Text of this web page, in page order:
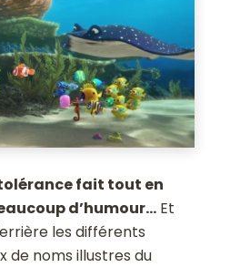
fait tout en
d’humour… Et
les différents
de noms illustres du